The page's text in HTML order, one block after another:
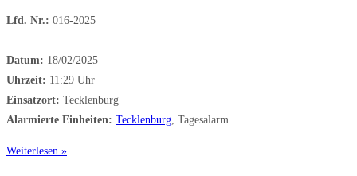
Lfd. Nr.: 016-2025
Datum: 18/02/2025
Uhrzeit: 11:29 Uhr
Einsatzort: Tecklenburg
Alarmierte Einheiten: Tecklenburg, Tagesalarm
Weiterlesen »